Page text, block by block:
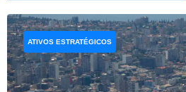
ATIVOS ESTRATÉGICOS